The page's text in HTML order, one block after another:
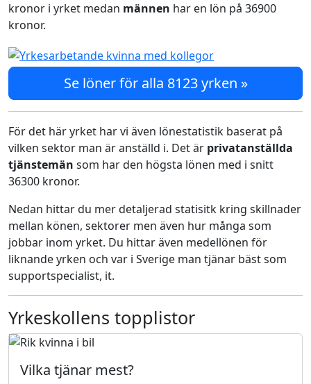
kronor i yrket medan männen har en lön på 36900
kronor.
Se löner för alla 8123 yrken »
För det här yrket har vi även lönestatistik baserat på
vilken sektor man är anställd i. Det är privatanställda
tjänstemän som har den högsta lönen med i snitt
36300 kronor.
Nedan hittar du mer detaljerad statisitk kring skillnader
mellan könen, sektorer men även hur många som
jobbar inom yrket. Du hittar även medellönen för
liknande yrken och var i Sverige man tjänar bäst som
supportspecialist, it.
Yrkeskollens topplistor
Vilka tjänar mest?